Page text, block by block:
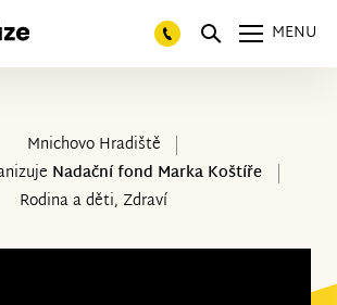
MENU
Mnichovo Hradiště
Nadační fond Marka Koštíře
Rodina a děti, Zdraví